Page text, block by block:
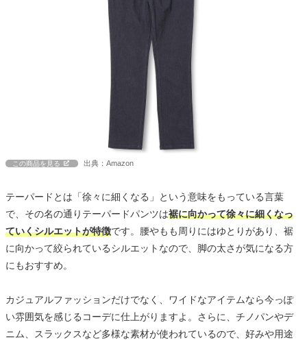
この商品を見る 出典：Amazon
テーパードとは「徐々に細くなる」という意味をもっている言葉
で、その名の通りテーパードパンツは裾に向かって徐々に細くなっ
ていくシルエットが特徴です。腰やもも周りにはゆとりがあり、裾
に向かって絞られているシルエットなので、脚の太さが気になる方
にもおすすめ。
カジュアルファッションだけでなく、ワイドなアイテムなら今っぽ
い雰囲気を感じるコーデに仕上がりますよ。さらに、チノパンやデ
ニム、スラックスなど多様な素材が使われているので、好みや用途